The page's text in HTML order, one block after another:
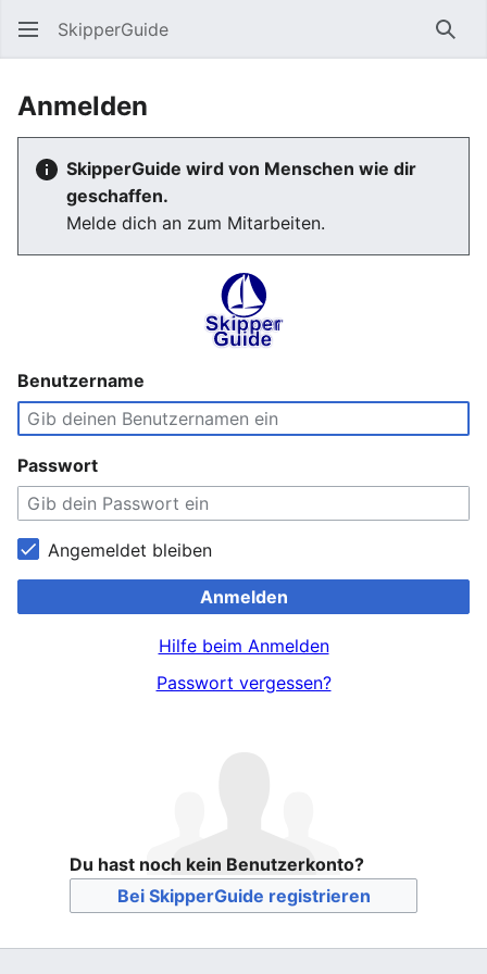
SkipperGuide
Anmelden
SkipperGuide wird von Menschen wie dir
geschaffen.
Melde dich an zum Mitarbeiten.
Benutzername
Passwort
Angemeldet bleiben
Anmelden
Hilfe beim Anmelden
Passwort vergessen?
Du hast noch kein Benutzerkonto?
Bei SkipperGuide registrieren